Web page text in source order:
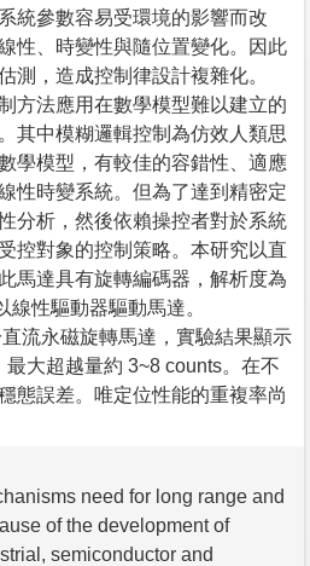
統參數容易受環境的影響而改
性、時變性與隨位置變化。因此
測，造成控制律設計複雜化。
方法應用在數學模型難以建立的
其中模糊邏輯控制為仿效人類思
學模型，有較佳的容錯性、適應
性時變系統。但為了達到精密定
分析，然後依賴操控者對於系統
控對象的控制策略。本研究以直
馬達具有旋轉編碼器，解析度為
線性驅動器驅動馬達。
流永磁旋轉馬達，實驗結果顯示
大超越量約 3~8 counts。在不
態誤差。唯定位性能的重複率尚
need for long range and
of the development of
semiconductor and